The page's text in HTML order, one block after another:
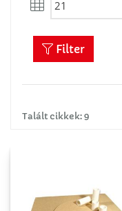
Talált cikkek: 9
Filter